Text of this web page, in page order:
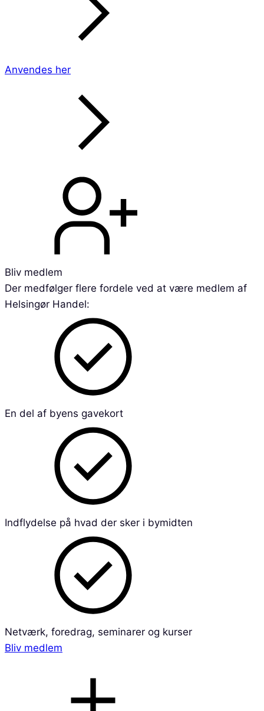
Anvendes her
Bliv medlem
Der medfølger flere fordele ved at være medlem af
Helsingør Handel:
En del af byens gavekort
Indflydelse på hvad der sker i bymidten
Netværk, foredrag, seminarer og kurser
Bliv medlem